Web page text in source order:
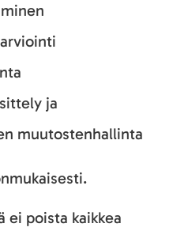
ja
muutostenhallinta
ei poista kaikkea